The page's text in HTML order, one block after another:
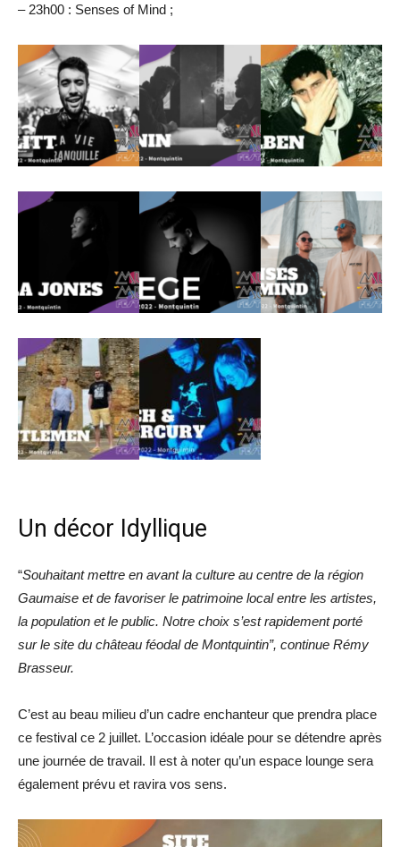
– 23h00 : Senses of Mind ;
Un décor Idyllique
“Souhaitant mettre en avant la culture au centre de la région
Gaumaise et de favoriser le patrimoine local entre les artistes,
la population et le public. Notre choix s’est rapidement porté
sur le site du château féodal de Montquintin”, continue Rémy
Brasseur.
C’est au beau milieu d’un cadre enchanteur que prendra place
ce festival ce 2 juillet. L’occasion idéale pour se détendre après
une journée de travail. Il est à noter qu’un espace lounge sera
également prévu et ravira vos sens.